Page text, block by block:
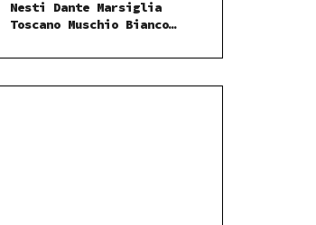
Nesti Dante Marsiglia
Toscano Muschio Bianco